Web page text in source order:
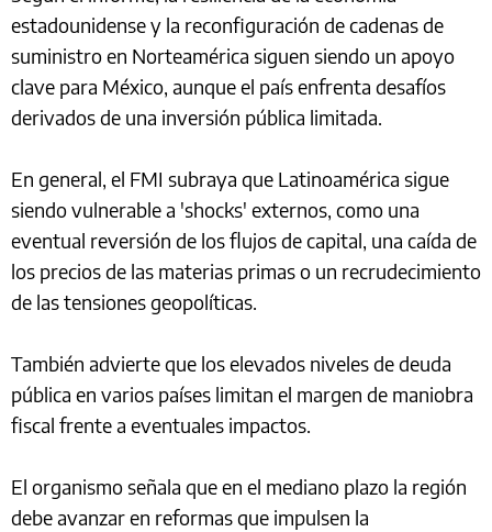
estadounidense y la reconfiguración de cadenas de
suministro en Norteamérica siguen siendo un apoyo
clave para México, aunque el país enfrenta desafíos
derivados de una inversión pública limitada.
En general, el FMI subraya que Latinoamérica sigue
siendo vulnerable a 'shocks' externos, como una
eventual reversión de los flujos de capital, una caída de
los precios de las materias primas o un recrudecimiento
de las tensiones geopolíticas.
También advierte que los elevados niveles de deuda
pública en varios países limitan el margen de maniobra
fiscal frente a eventuales impactos.
El organismo señala que en el mediano plazo la región
debe avanzar en reformas que impulsen la